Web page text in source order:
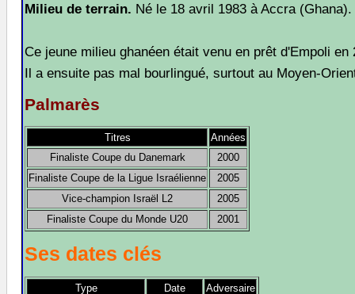
Milieu de terrain. Né le 18 avril 1983 à Accra (Ghana).
Ce jeune milieu ghanéen était venu en prêt d'Empoli en
Il a ensuite pas mal bourlingué, surtout au Moyen-
Palmarès
Titres
Années
Finaliste Coupe du Danemark
2000
Finaliste Coupe de la Ligue Israélienne
2005
Vice-champion Israël L2
2005
Finaliste Coupe du Monde U20
2001
Ses dates clés
Type Date
Adversaire